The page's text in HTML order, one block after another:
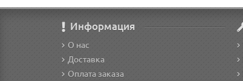
Информация
О нас
Доставка
Оплата заказа